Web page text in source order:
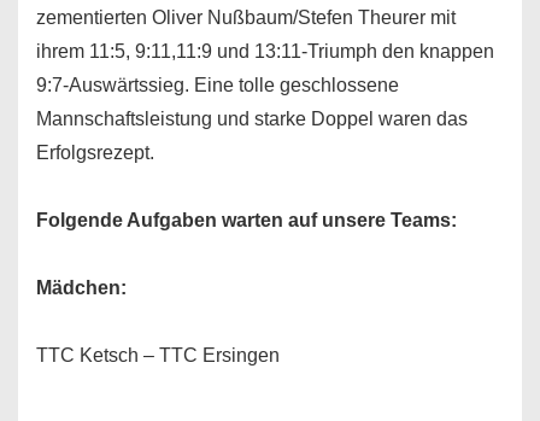
zementierten Oliver Nußbaum/Stefen Theurer mit
ihrem 11:5, 9:11,11:9 und 13:11-Triumph den knappen
9:7-Auswärtssieg. Eine tolle geschlossene
Mannschaftsleistung und starke Doppel waren das
Erfolgsrezept.
Folgende Aufgaben warten auf unsere Teams:
Mädchen:
TTC Ketsch – TTC Ersingen